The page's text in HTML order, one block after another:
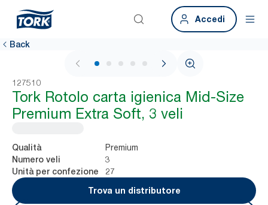
Accedi
Back
1 / 5
127510
Tork Rotolo carta igienica Mid-Size
Premium Extra Soft, 3 veli
Qualità Premium
Numero veli 3
Unità per confezione
27
Trova un distributore